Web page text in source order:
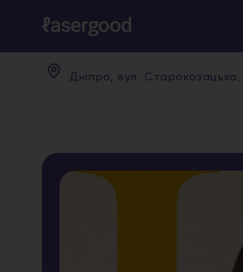
Дніпро, вул. Старокозацька,